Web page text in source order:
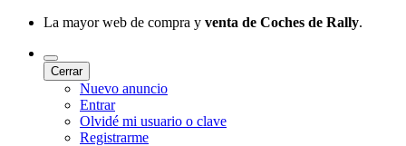
La mayor web de compra y venta de Coches de Rally.
Cerrar
Nuevo anuncio
Entrar
Olvidé mi usuario o clave
Registrarme